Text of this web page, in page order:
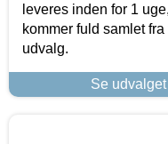
leveres inden for 1
kommer fuld samlet
udvalg.
Se